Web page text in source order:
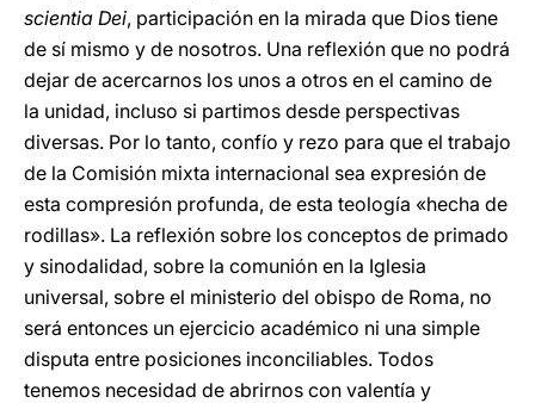
scientia Dei, participación en la mirada que Dios tiene
de sí mismo y de nosotros. Una reflexión que no podrá
dejar de acercarnos los unos a otros en el camino de
la unidad, incluso si partimos desde perspectivas
diversas. Por lo tanto, confío y rezo para que el trabajo
de la Comisión mixta internacional sea expresión de
esta compresión profunda, de esta teología «hecha de
rodillas». La reflexión sobre los conceptos de primado
y sinodalidad, sobre la comunión en la Iglesia
universal, sobre el ministerio del obispo de Roma, no
será entonces un ejercicio académico ni una simple
disputa entre posiciones inconciliables. Todos
tenemos necesidad de abrirnos con valentía y